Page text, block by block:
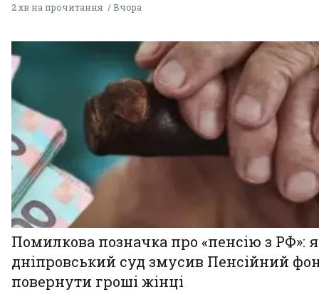
2 хв на прочитання Вчора
Помилкова позначка про «пенсію з РФ»:
дніпровський суд змусив Пенсійний
повернути гроші жінці